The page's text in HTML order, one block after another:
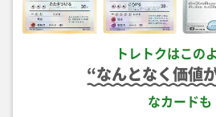
￥4,100
ポッチャマ SM11b
052/049 CHR
￥4,000
ピカチュウex SV8
122/106 SR
クララ
SR
トウコ SV11W
￥3,500
エンペルトLV.X DP1
SR
ロコン
017/096
トレトクはこの
“なんとなく価値
なカードも